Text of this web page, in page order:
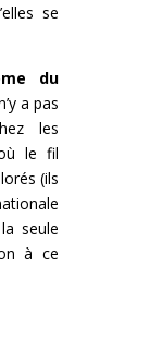
se
du
a pas
les
le fil
(ils
seule
à ce